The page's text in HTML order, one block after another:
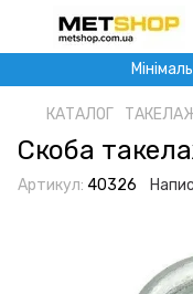
КАТАЛОГ
Скоба
Артикул: 40326